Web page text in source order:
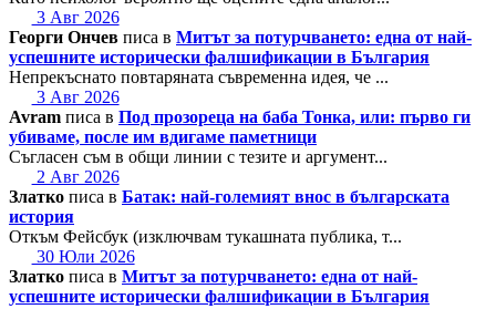
3 Авг 2026
Георги Ончев писа в Митът за потурчването: една от най-
успешните исторически фалшификации в България
Непрекъснато повтаряната съвременна идея, че ...
3 Авг 2026
Avram писа в Под прозореца на баба Тонка, или: първо ги
убиваме, после им вдигаме паметници
Съгласен съм в общи линии с тезите и аргумент...
2 Авг 2026
Златко писа в Батак: най-големият внос в българската
история
Откъм Фейсбук (изключвам тукашната публика, т...
30 Юли 2026
Златко писа в Митът за потурчването: една от най-
успешните исторически фалшификации в България